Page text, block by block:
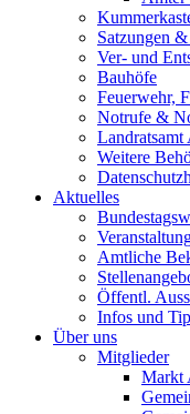
Satzungen
Ver- und
Bauhöfe
Feuerwehr,
Notrufe &
Landratsamt
Weitere
Aktuelles
Amtliche
Öffentl.
Infos und
Über uns
Mitglieder
Markt